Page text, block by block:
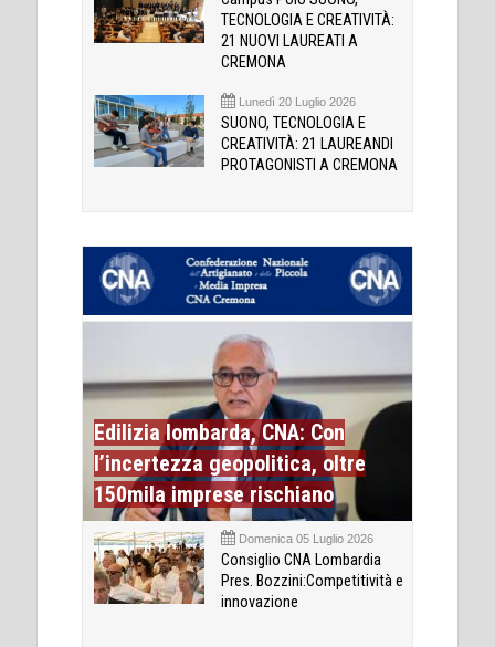
TECNOLOGIA E CREATIVITÀ:
21 NUOVI LAUREATI A
CREMONA
Lunedì 20 Luglio 2026
SUONO, TECNOLOGIA E
CREATIVITÀ: 21 LAUREANDI
PROTAGONISTI A CREMONA
Edilizia lombarda, CNA: Con
l’incertezza geopolitica, oltre
150mila imprese rischiano
Domenica 05 Luglio 2026
Consiglio CNA Lombardia
Pres. Bozzini:Competitività e
innovazione